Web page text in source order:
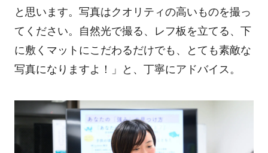
と思います。写真はクオリティの高いものを撮っ
てください。自然光で撮る、レフ板を立てる、下
に敷くマットにこだわるだけでも、とても素敵な
写真になりますよ！」と、丁寧にアドバイス。